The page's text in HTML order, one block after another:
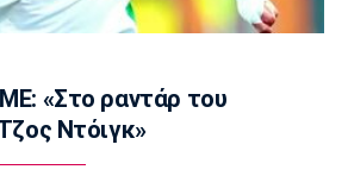
για τη Σπόρτινγκ
Ιωαννίδη
Αυλαία στον όμιλο της
την Γεωργία
«Στο ραντάρ του
Ντόιγκ»